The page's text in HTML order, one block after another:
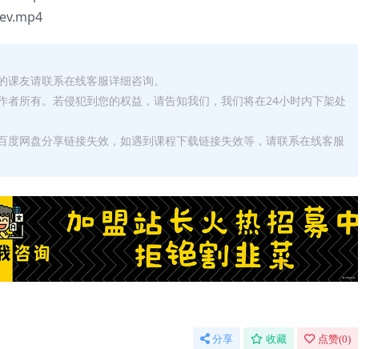
友请联系在线客服详细咨询。
所有。若侵犯到您的权益，请告知我们，我们将在24小时内下架处
网盘分享链接失效，如遇到课程下载链接失效等，请联系在线客服
分享 收藏 点赞(0)